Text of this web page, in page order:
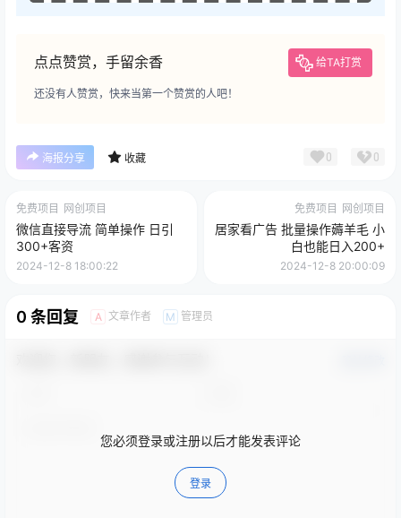
点点赞赏，手留余香 给TA打赏
还没有人赞赏，快来当第一个赞赏的人吧！
海报分享 收藏 0 0
免费项目 网创项目
微信直接导流 简单操作 日引
300+客资
2024-12-8 18:00:22
免费项目 网创项目
居家看广告 批量操作薅羊毛 小
白也能日入200+
2024-12-8 20:00:09
0 条回复 A 文章作者 M 管理员
您必须登录或注册以后才能发表评论
登录